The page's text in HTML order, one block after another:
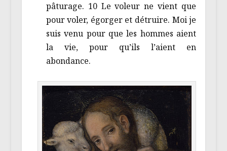
pâturage. 10 Le voleur ne vient que
pour voler, égorger et détruire. Moi je
suis venu pour que les hommes aient
la vie, pour qu’ils l’aient en
abondance.